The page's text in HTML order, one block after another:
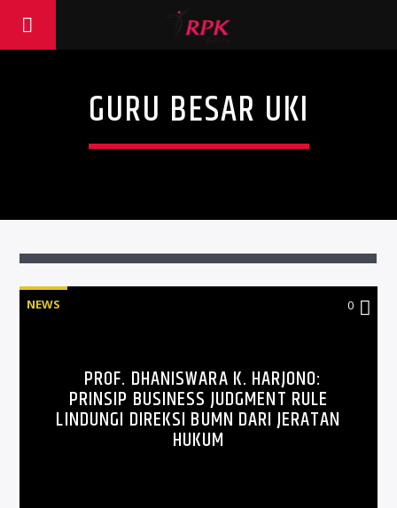
GURU BESAR UKI
NEWS 0
PROF. DHANISWARA K. HARJONO:
PRINSIP BUSINESS JUDGMENT RULE
LINDUNGI DIREKSI BUMN DARI JERATAN
HUKUM